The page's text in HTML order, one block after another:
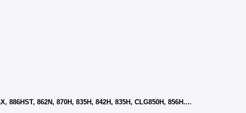
886HST, 862N, 870H, 835H, 842H, 835H, CLG850H, 856H....